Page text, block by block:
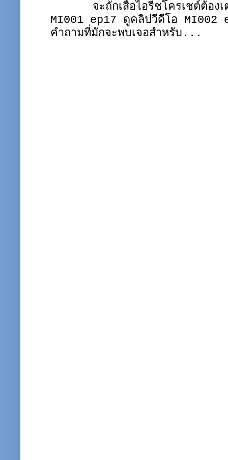
จะถักเสื้อไอรีชโครเชต์ต้อ
MI001 ep17 ดูคลิปวีดีโอ MI002
คำถามที่มักจะพบเจอสำหรับ...